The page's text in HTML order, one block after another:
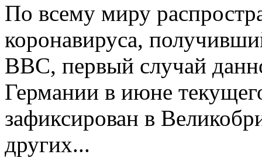
По всему миру
коронавируса,
BBC, первый случай
Германии в июне
зафиксирован в
других...